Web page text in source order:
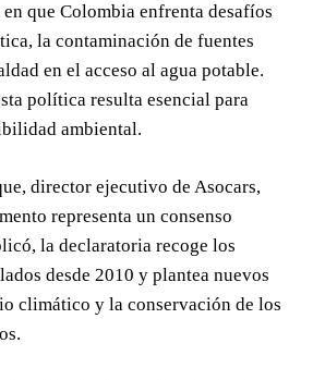
que Colombia enfrenta desafíos
la contaminación de fuentes
en el acceso al agua potable.
política resulta esencial para
ambiental.
director ejecutivo de Asocars,
representa un consenso
la declaratoria recoge los
desde 2010 y plantea nuevos
climático y la conservación de los